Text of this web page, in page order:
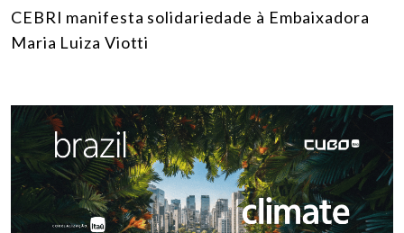
CEBRI manifesta solidariedade à Embaixadora
Maria Luiza Viotti